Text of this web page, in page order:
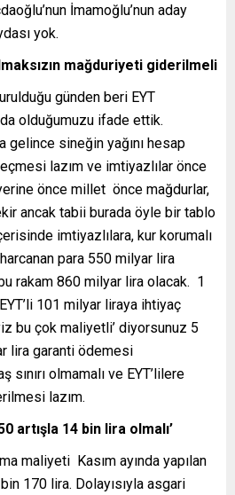
İmamoğlu’nun aday
yok.
mağduriyeti giderilmeli
günden beri EYT
olduğumuzu ifade ettik.
gelince sineğin yağını hesap
lazım ve imtiyazlılar önce
önce millet önce mağdurlar,
ancak tabii burada öyle bir tablo
imtiyazlılara, kur korumalı
para 550 milyar lira
rakam 860 milyar lira olacak. 1
101 milyar liraya ihtiyaç
bu çok maliyetli’ diyorsunuz 5
lira garanti ödemesi
sınırı olmamalı ve EYT’lilere
lazım.
artışla 14 bin lira olmalı’
maliyeti Kasım ayında yapılan
170 lira. Dolayısıyla asgari